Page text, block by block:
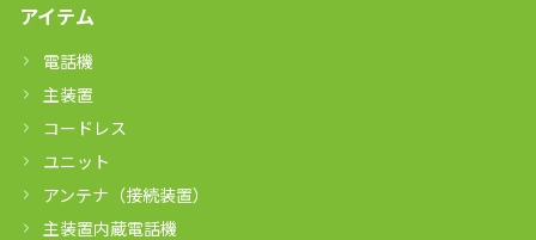
アイテム
電話機
主装置
コードレス
ユニット
アンテナ（接続装置）
主装置内蔵電話機